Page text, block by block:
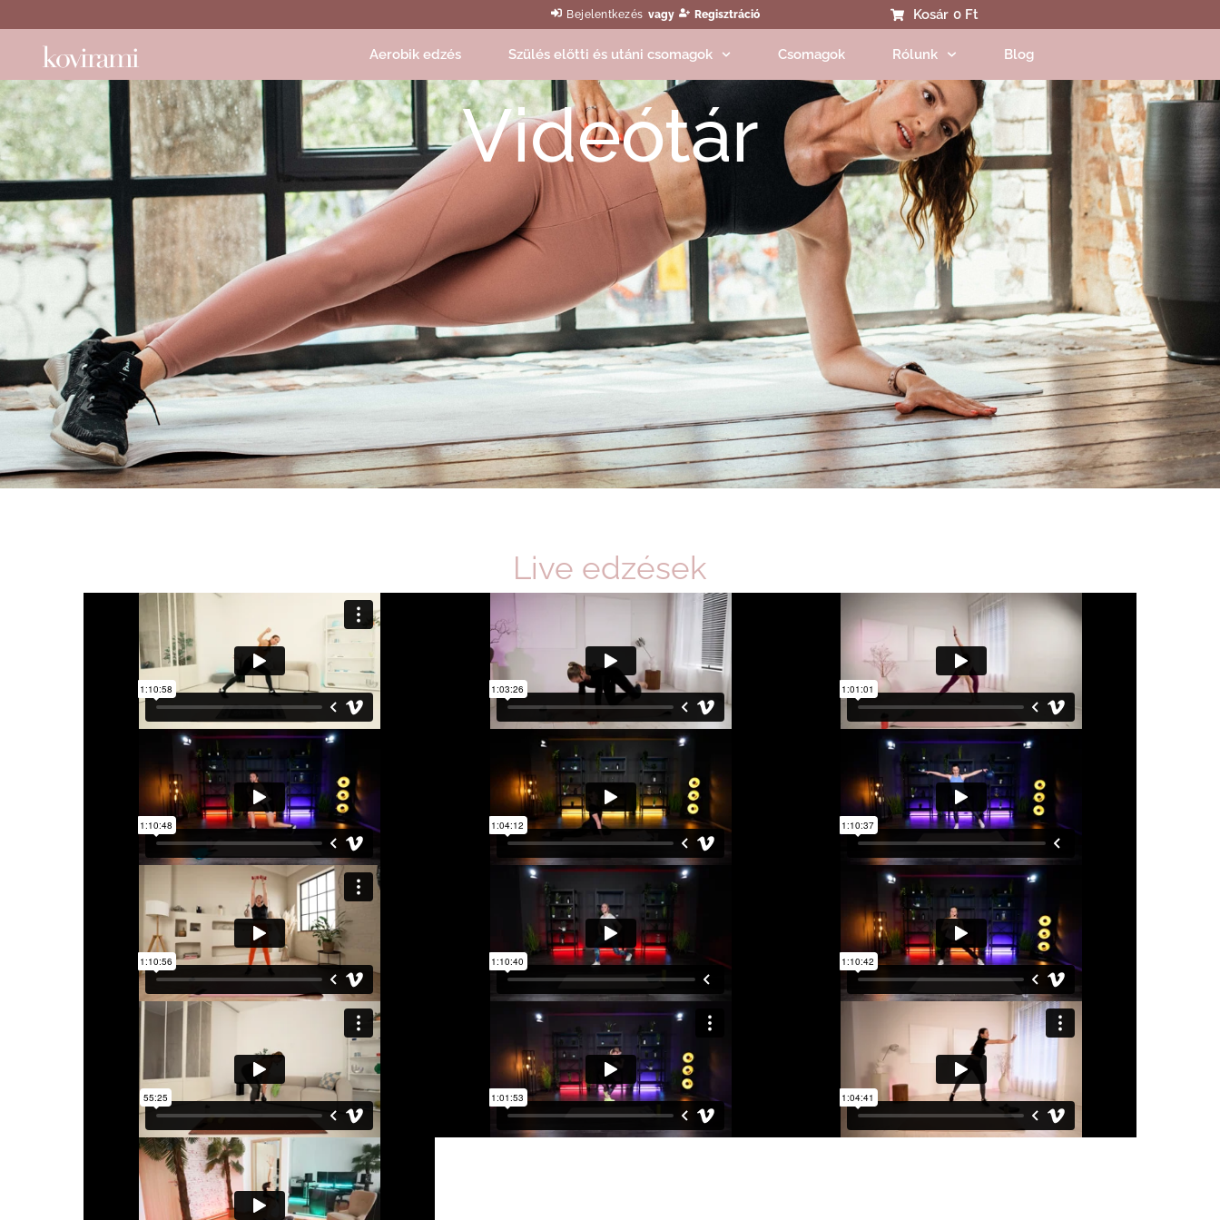
Bejelentkezés vagy Regisztráció Kosár 0 Ft
Aerobik edzés Szülés előtti és utáni csomagok Csomagok Rólunk Blog
Videótár
Live edzések